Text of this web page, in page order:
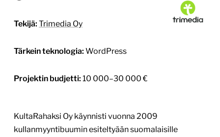
Tekijä: Trimedia Oy
Tärkein teknologia: WordPress
Projektin budjetti: 10 000–30 000 €
KultaRahaksi Oy käynnisti vuonna 2009
kullanmyyntibuumin esiteltyään suomalaisille